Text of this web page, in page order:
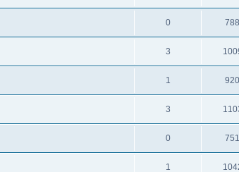
0
3
1
3
0
1